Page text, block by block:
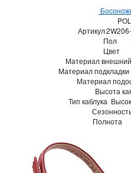
Артикул
Пол
Цвет
Материал внешний
Материал подкладки
Материал
Высота
Тип каблука
Полнота